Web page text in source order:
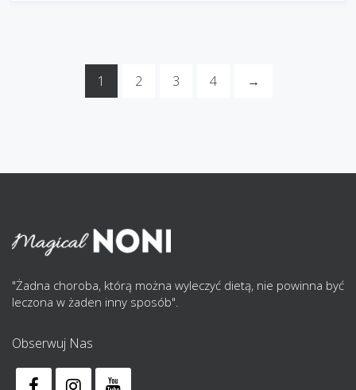
1 2 3 4 →
"Żadna choroba, którą można wyleczyć dietą, nie powinna być
leczona w żaden inny sposób".
Obserwuj Nas